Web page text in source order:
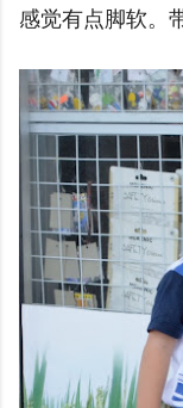
感觉有点脚软。